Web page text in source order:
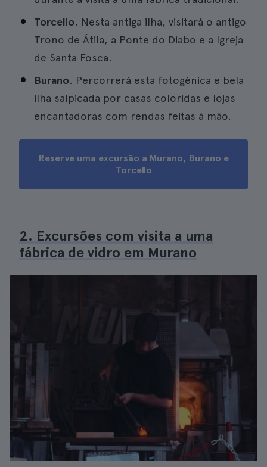
Torcello. Nesta antiga ilha, visitará o antigo
Trono de Átila, a Ponte do Diabo e a Igreja
de Santa Fosca.
Burano. Percorrerá esta fotogénica e bela
ilha salpicada por casas coloridas e lojas
encantadoras com rendas feitas à mão.
Reserve uma excursão a Murano, Burano e
Torcello
2. Excursões com visita a uma
fábrica de vidro em Murano